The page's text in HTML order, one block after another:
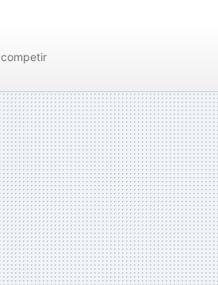
competir